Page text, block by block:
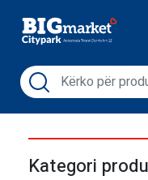
Kategori